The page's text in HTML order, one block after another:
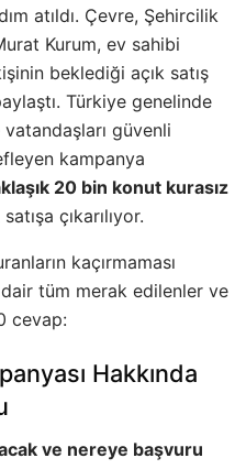
atıldı. Çevre, Şehircilik
Kurum, ev sahibi
beklediği açık satış
Türkiye genelinde
güvenli
kampanya
20 bin konut kurasız
çıkarılıyor.
kaçırmaması
tüm merak edilenler ve
cevap:
Hakkında
ve nereye başvuru